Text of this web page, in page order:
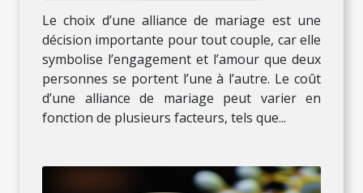
Le choix d’une alliance de mariage est une
décision importante pour tout couple, car elle
symbolise l’engagement et l’amour que deux
personnes se portent l’une à l’autre. Le coût
d’une alliance de mariage peut varier en
fonction de plusieurs facteurs, tels que...